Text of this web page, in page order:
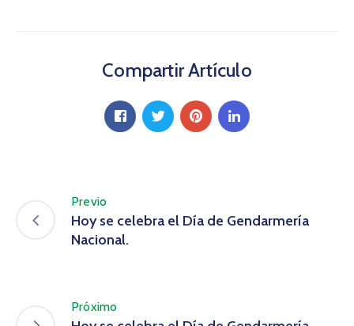
Compartir Artículo
Previo
Hoy se celebra el Día de Gendarmería
Nacional.
Próximo